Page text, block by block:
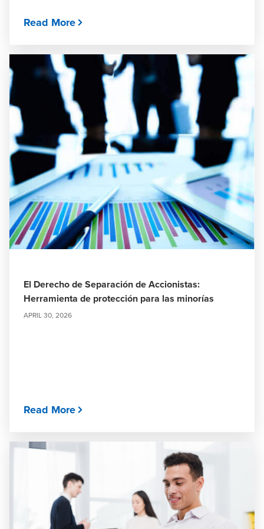
Read More
El Derecho de Separación de Accionistas:
Herramienta de protección para las minorías
APRIL 30, 2026
Read More